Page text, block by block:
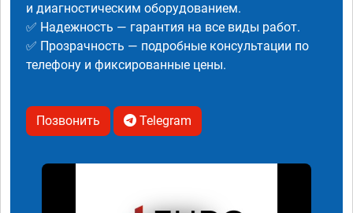
и диагностическим оборудованием.
✅ Надежность — гарантия на все виды работ.
✅ Прозрачность — подробные консультации по
телефону и фиксированные цены.
Позвонить Telegram